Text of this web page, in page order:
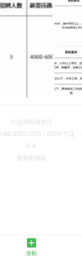
发帖
© 彭州同城生活
B2-20211270；ICP许可证
号-4
查看电脑版